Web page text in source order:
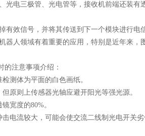
光电三极管、光电管等，接收机前端还装有
效信号，并将其传送到下一个模块进行电
器人领域有着重要的应用，特别是近年来，
注意事项介绍：
测体为平面的白色画纸。
则上传感器光轴应避开阳光等强光源。
宽度的80%。
流较大，可能会使交流二线制光电开关